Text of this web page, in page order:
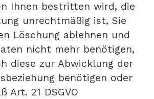
Ihnen bestritten wird, die
unrechtmäßig ist, Sie
Löschung ablehnen und
nicht mehr benötigen,
diese zur Abwicklung der
benötigen oder
Art. 21 DSGVO